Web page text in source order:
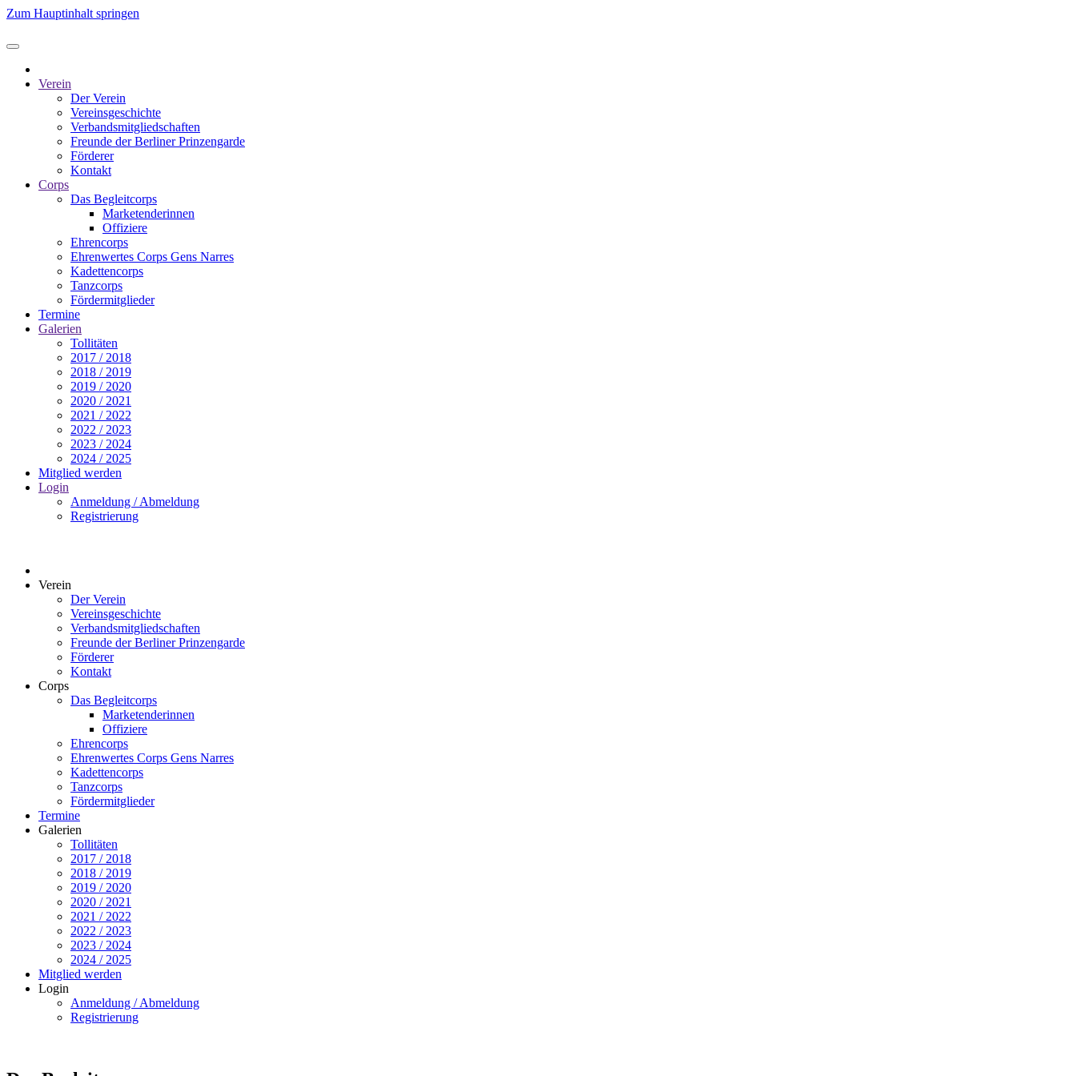
Zum Hauptinhalt springen
Verein
Der Verein
Vereinsgeschichte
Verbandsmitgliedschaften
Freunde der Berliner Prinzengarde
Förderer
Kontakt
Corps
Das Begleitcorps
Marketenderinnen
Offiziere
Ehrencorps
Ehrenwertes Corps Gens Narres
Kadettencorps
Tanzcorps
Fördermitglieder
Termine
Galerien
Tollitäten
2017 / 2018
2018 / 2019
2019 / 2020
2020 / 2021
2021 / 2022
2022 / 2023
2023 / 2024
2024 / 2025
Mitglied werden
Login
Anmeldung / Abmeldung
Registrierung
Verein
Der Verein
Vereinsgeschichte
Verbandsmitgliedschaften
Freunde der Berliner Prinzengarde
Förderer
Kontakt
Corps
Das Begleitcorps
Marketenderinnen
Offiziere
Ehrencorps
Ehrenwertes Corps Gens Narres
Kadettencorps
Tanzcorps
Fördermitglieder
Termine
Galerien
Tollitäten
2017 / 2018
2018 / 2019
2019 / 2020
2020 / 2021
2021 / 2022
2022 / 2023
2023 / 2024
2024 / 2025
Mitglied werden
Login
Anmeldung / Abmeldung
Registrierung